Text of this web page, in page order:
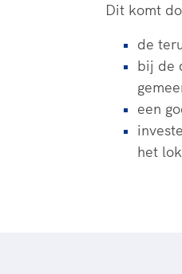
Dit komt
de
bij de
een
het